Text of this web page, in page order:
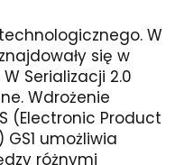
W
się w
Serializacji 2.0
Wdrożenie
(Electronic Product
umożliwia
różnymi